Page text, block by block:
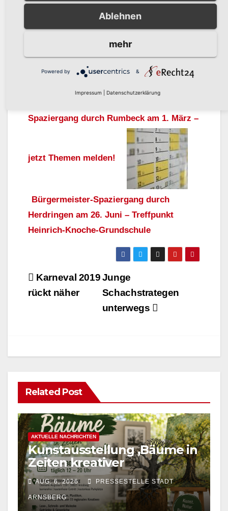
Erster Durchgang der
Bürgerspaziergänge ist erfolgreich
weiter Bürger:innen-
Spaziergang durch Rumbeck am 1. März –
jetzt Themen melden!
Bürgermeister-Spaziergang durch
Herdringen am 26. Juni – Treffpunkt
Heinrich-Knoche-Grundschule
Beitragsnavigation
Junge
Schachstrategen
unterwegs
Karneval 2019
rückt näher
Related Post
AKTUELLE NACHRICHTEN
Kunstausstellung ‚Bäume in
Zeiten kreativer
Unvernunft‘ im
Bürgerzentrum Arnsberg
AUG. 6, 2026 PRESSESTELLE STADT
ARNSBERG
Ablehnen
mehr
Powered by &
Impressum Datenschutzerklärung